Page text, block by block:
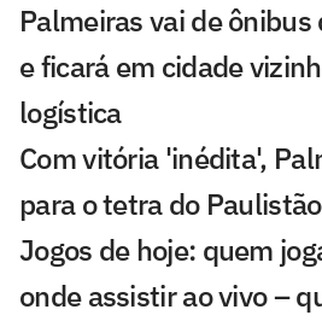
Palmeiras vai de
e ficará em cidade
logística
Com vitória 'inédita',
para o tetra do
Jogos de hoje: quem
onde assistir ao vivo –